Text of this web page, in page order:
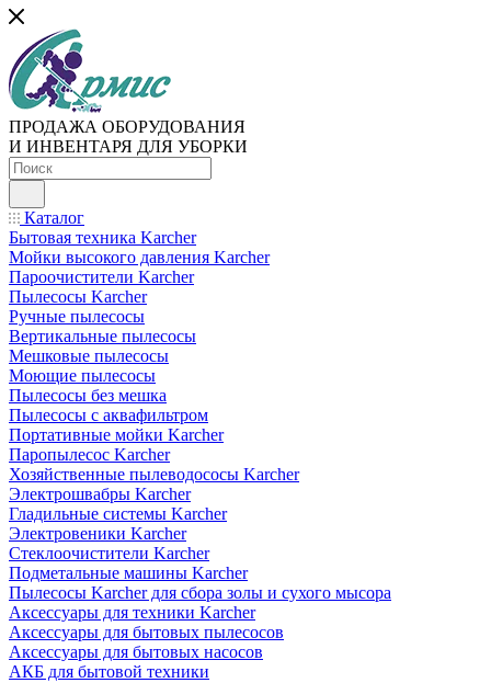
ПРОДАЖА ОБОРУДОВАНИЯ
И ИНВЕНТАРЯ ДЛЯ УБОРКИ
Каталог
Бытовая техника Karcher
Мойки высокого давления Karcher
Пароочистители Karcher
Пылесосы Karcher
Ручные пылесосы
Вертикальные пылесосы
Мешковые пылесосы
Моющие пылесосы
Пылесосы без мешка
Пылесосы с аквафильтром
Портативные мойки Karcher
Паропылесос Karcher
Хозяйственные пылеводососы Karcher
Электрошвабры Karcher
Гладильные системы Karcher
Электровеники Karcher
Стеклоочистители Karcher
Подметальные машины Karcher
Пылесосы Karcher для сбора золы и сухого мысора
Аксессуары для техники Karcher
Аксессуары для бытовых пылесосов
Аксессуары для бытовых насосов
АКБ для бытовой техники